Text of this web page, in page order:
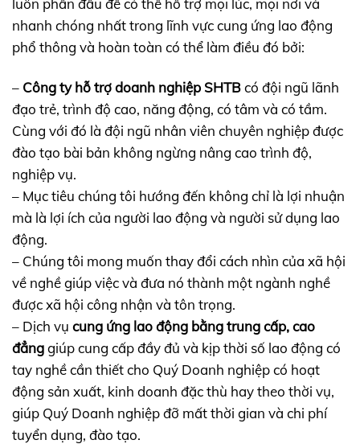
luôn phấn đấu để có thể hỗ trợ mọi lúc, mọi nơi và
nhanh chóng nhất trong lĩnh vực cung ứng lao động
phổ thông và hoàn toàn có thể làm điều đó bởi:
– Công ty hỗ trợ doanh nghiệp SHTBcó đội ngũ lãnh
đạo trẻ, trình độ cao, năng động, có tâm và có tầm.
Cùng với đó là đội ngũ nhân viên chuyên nghiệp được
đào tạo bài bản không ngừng nâng cao trình độ,
nghiệp vụ.
– Mục tiêu chúng tôi hướng đến không chỉ là lợi nhuận
mà là lợi ích của người lao động và người sử dụng lao
động.
– Chúng tôi mong muốn thay đổi cách nhìn của xã hội
về nghề giúp việc và đưa nó thành một ngành nghề
được xã hội công nhận và tôn trọng.
– Dịch vụ cung ứng lao động bằng trung cấp, cao
đẳnggiúp cung cấp đầy đủ và kịp thời số lao động có
tay nghề cần thiết cho Quý Doanh nghiệp có hoạt
động sản xuất, kinh doanh đặc thù hay theo thời vụ,
giúp Quý Doanh nghiệp đỡ mất thời gian và chi phí
tuyển dụng, đào tạo.